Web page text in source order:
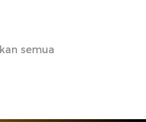
semua